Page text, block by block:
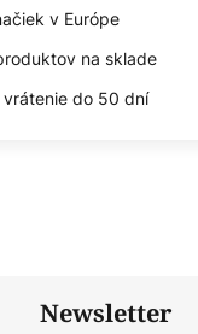
v Európe
na sklade
do 50 dní
Newsletter